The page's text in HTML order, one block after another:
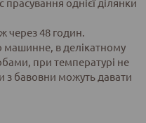
через 48 годин.
в делікатному
при температурі не
з бавовни можуть давати